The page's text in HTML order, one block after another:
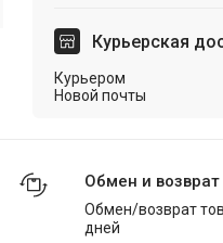
Курьерская
Курьером
Новой почты
Обмен и возврат
Обмен/возврат
дней